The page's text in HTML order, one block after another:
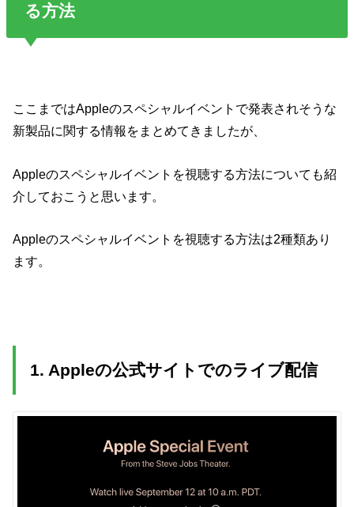
る方法
ここまではAppleのスペシャルイベントで発表されそうな
新製品に関する情報をまとめてきましたが、
Appleのスペシャルイベントを視聴する方法についても紹
介しておこうと思います。
Appleのスペシャルイベントを視聴する方法は2種類あり
ます。
1. Appleの公式サイトでのライブ配信